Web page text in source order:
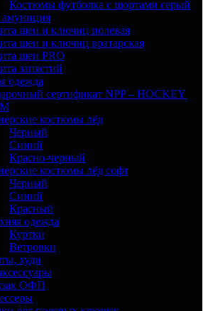
Костюмы футболка с шортами серый
амуниция
шеи и ключиц полевая
шеи и ключиц вратарская
шеи PRO
запястий
одежда
сертификат NPP – HOCKEY
костюмы лёд
Черный
Синий
Красно-черный
костюмы лёд софт
Черный
Синий
Красный
одежда
Куртки
Ветровки
худи
ОФП